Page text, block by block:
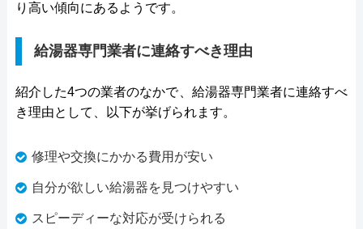
り高い傾向にあるようです。
給湯器専門業者に連絡すべき理由
紹介した4つの業者のなかで、給湯器専門業者に連絡すべ
き理由として、以下が挙げられます。
修理や交換にかかる費用が安い
自分が欲しい給湯器を見つけやすい
スピーディーな対応が受けられる